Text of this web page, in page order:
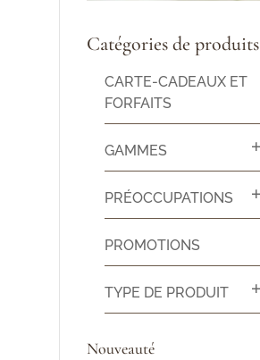
Catégories de produits
CARTE-CADEAUX ET
FORFAITS
GAMMES
PRÉOCCUPATIONS
PROMOTIONS
TYPE DE PRODUIT
Nouveauté